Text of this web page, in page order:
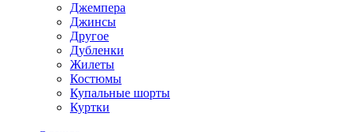
Джемпера
Джинсы
Другое
Дубленки
Жилеты
Костюмы
Купальные шорты
Куртки